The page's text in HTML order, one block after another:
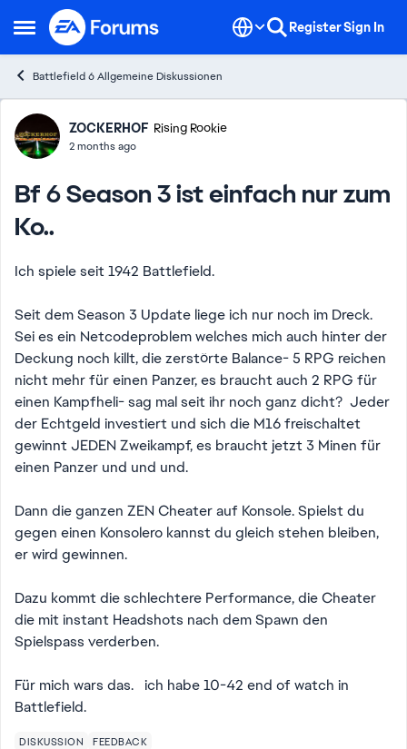
Open Side Menu
Skip to content RegisterSign In
Battlefield 6 Allgemeine Diskussionen
Forum Discussion
ZOCKERHOF Rising Rookie
2 months ago
Bf 6 Season 3 ist einfach nur zum
Ko..
Ich spiele seit 1942 Battlefield.
Seit dem Season 3 Update liege ich nur noch im Dreck.
Sei es ein Netcodeproblem welches mich auch hinter der
Deckung noch killt, die zerstörte Balance- 5 RPG reichen
nicht mehr für einen Panzer, es braucht auch 2 RPG für
einen Kampfheli- sag mal seit ihr noch ganz dicht? Jeder
der Echtgeld investiert und sich die M16 freischaltet
gewinnt JEDEN Zweikampf, es braucht jetzt 3 Minen für
einen Panzer und und und.
Dann die ganzen ZEN Cheater auf Konsole. Spielst du
gegen einen Konsolero kannst du gleich stehen bleiben,
er wird gewinnen.
Dazu kommt die schlechtere Performance, die Cheater
die mit instant Headshots nach dem Spawn den
Spielspass verderben.
Für mich wars das. ich habe 10-42 end of watch in
Battlefield.
DISKUSSION FEEDBACK